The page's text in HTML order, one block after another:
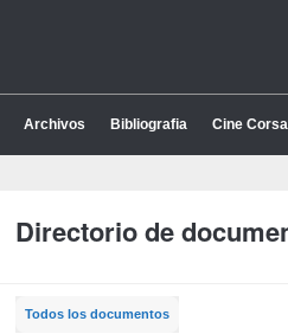
Archivos Bibliografia Cine
Directorio de
Todos los documentos